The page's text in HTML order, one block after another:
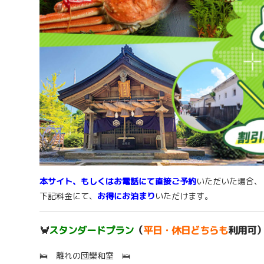
本サイト、もしくはお電話にて直接ご予約いただいた場合、
下記料金にて、 お得にお泊まりいただけます。
🦀スタンダードプラン （平日・休日どちらも利用可
🛌 離れの団欒和室 🛌